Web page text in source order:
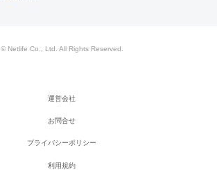
© Netlife Co., Ltd. All Rights Reserved.
運営会社
お問合せ
プライバシーポリシー
利用規約